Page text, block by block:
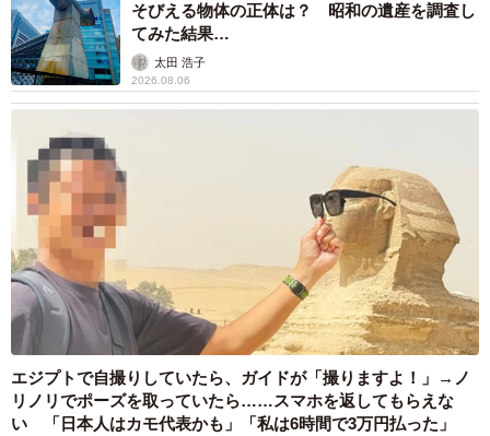
そびえる物体の正体は？ 昭和の遺産を調査し
てみた結果…
太田 浩子
2026.08.06
エジプトで自撮りしていたら、ガイドが「撮りますよ！」→ノ
リノリでポーズを取っていたら……スマホを返してもらえな
い 「日本人はカモ代表かも」「私は6時間で3万円払った」